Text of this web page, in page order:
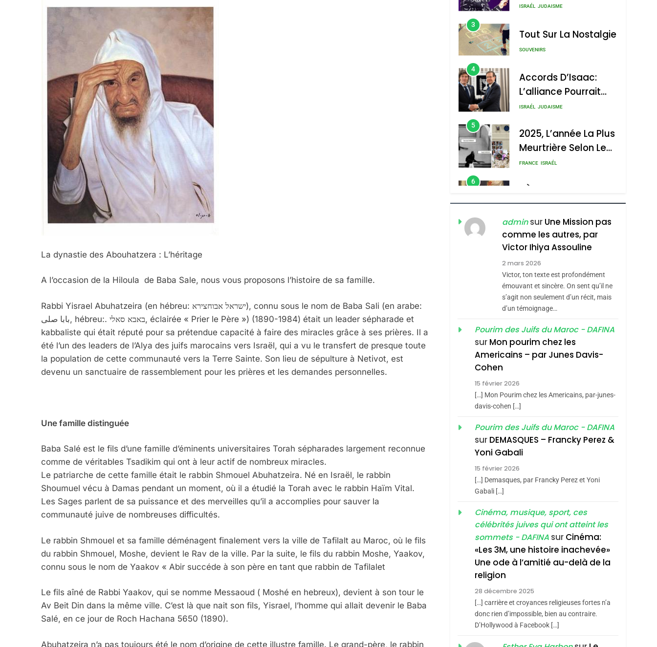
La dynastie des Abouhatzera : L’héritage
A l’occasion de la Hiloula de Baba Sale, nous vous proposons l’histoire de sa famille.
Rabbi Yisrael Abuhatzeira (en hébreu: ישראל אבוחצירא), connu sous le nom de Baba Sali (en arabe:
بابا صلى, hébreu:. באבא סאלי, éclairée « Prier le Père ») (1890-1984) était un leader sépharade et
kabbaliste qui était réputé pour sa prétendue capacité à faire des miracles grâce à ses prières. Il a
été l’un des leaders de l’Alya des juifs marocains vers Israël, qui a vu le transfert de presque toute
la population de cette communauté vers la Terre Sainte. Son lieu de sépulture à Netivot, est
devenu un sanctuaire de rassemblement pour les prières et les demandes personnelles.
Une famille distinguée
Baba Salé est le fils d’une famille d’éminents universitaires Torah sépharades largement reconnue
comme de véritables Tsadikim qui ont à leur actif de nombreux miracles.
Le patriarche de cette famille était le rabbin Shmouel Abuhatzeira. Né en Israël, le rabbin
Shoumuel vécu à Damas pendant un moment, où il a étudié la Torah avec le rabbin Haïm Vital.
Les Sages parlent de sa puissance et des merveilles qu’il a accomplies pour sauver la
communauté juive de nombreuses difficultés.
Le rabbin Shmouel et sa famille déménagent finalement vers la ville de Tafilalt au Maroc, où le fils
du rabbin Shmouel, Moshe, devient le Rav de la ville. Par la suite, le fils du rabbin Moshe, Yaakov,
connu sous le nom de Yaakov « Abir succéde à son père en tant que rabbin de Tafilalet
Le fils aîné de Rabbi Yaakov, qui se nomme Messaoud ( Moshé en hebreux), devient à son tour le
Av Beit Din dans la même ville. C’est là que nait son fils, Yisrael, l’homme qui allait devenir le Baba
Salé, en ce jour de Roch Hachana 5650 (1890).
Abuhatzeira n’a pas toujours été le nom d’origine de cette illustre famille. Le grand-père, le rabbin
Nouvelle Chanson De
ISRAÉL JUDAISME
3
Tout Sur La Nostalgie
SOUVENIRS
4
Accords D’Isaac:
L’alliance Pourrait
S’étendre À 13 Pays
ISRAÉL JUDAISME
5
2025, L’année La Plus
Meurtrière Selon Le
Rapport D’ADL
FRANCE ISRAÉL
6
FIÈRE, DIGNE ET
RÉSILIENTE :
POURQUOI JE
REVENDIQUE MA
JUDAÏTE Par Thérèse
Zrihen-Dvir
ISRAÉL JUDAISME
CE QUI NOUS
MANQUE – Jacques
Hadida
JUDAISME
Maroc : Les Amandes
De Tafraout, Le Miel
De Tadla Azilal
Consacrés Produits
Du Terroir
DAFINA MAROC
Oeil Ravageur –
2
Dis Guerre»: La
Nouvelle Chanson De
Boy George
ISRAÉL JUDAISME
Accords D’Isaac:
L’alliance Pourrait
S’étendre À 13 Pays
D’Amérique Latine
ISRAÉL JUDAISME
5
Meurtrière Selon Le
Rapport D’ADL
Contre
L’antisémitisme
FRANCE ISRAÉL
FIÈRE, DIGNE ET
RÉSILIENTE :
adminsur Une Mission pas
comme les autres, par
Victor Ihiya Assouline
2 mars 2026
Victor, ton texte est profondément
émouvant et sincère. On sent qu’il ne
s’agit non seulement d’un récit, mais
d’un témoignage…
Pourim des Juifs du Maroc - DAFINA
sur Mon pourim chez les
Americains – par Junes Davis-
Cohen
15 février 2026
[…] Mon Pourim chez les Americains, par-junes-
davis-cohen […]
Pourim des Juifs du Maroc - DAFINA
sur DEMASQUES – Francky Perez &
Yoni Gabali
15 février 2026
[…] Demasques, par Francky Perez et Yoni
Gabali […]
Cinéma, musique, sport, ces
célébrités juives qui ont atteint les
sommets - DAFINA sur Cinéma:
«Les 3M, une histoire inachevée»
Une ode à l’amitié au-delà de la
religion
28 décembre 2025
[…] carrière et croyances religieuses fortes n’a
donc rien d’impossible, bien au contraire.
D’Hollywood à Facebook […]